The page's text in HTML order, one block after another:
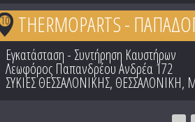
THERMOPARTS -
10
Εγκατάσταση - Συντήρηση Καυστήρων
Λεωφόρος Παπανδρέου Ανδρέα 172
ΣΥΚΙΕΣ ΘΕΣΣΑΛΟΝΙΚΗΣ, ΘΕΣΣΑΛΟΝΙΚΗ,